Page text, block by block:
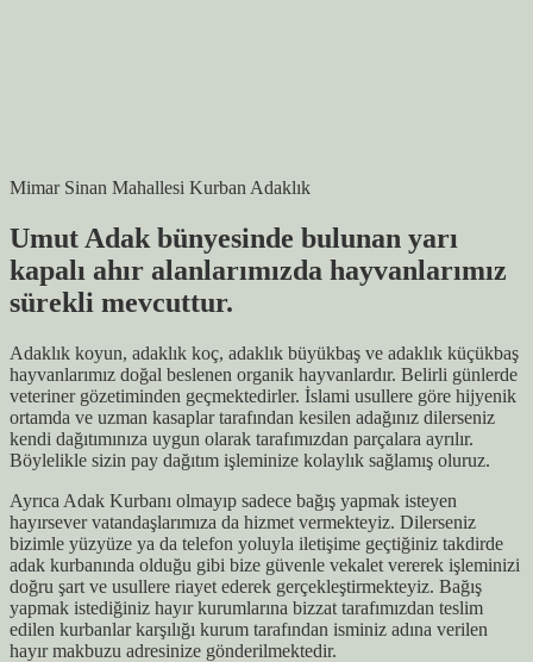
Mimar Sinan Mahallesi Kurban Adaklık
Umut Adak bünyesinde bulunan yarı
kapalı ahır alanlarımızda hayvanlarımız
sürekli mevcuttur.
Adaklık koyun, adaklık koç, adaklık büyükbaş ve adaklık küçükbaş
hayvanlarımız doğal beslenen organik hayvanlardır. Belirli günlerde
veteriner gözetiminden geçmektedirler. İslami usullere göre hijyenik
ortamda ve uzman kasaplar tarafından kesilen adağınız dilerseniz
kendi dağıtımınıza uygun olarak tarafımızdan parçalara ayrılır.
Böylelikle sizin pay dağıtım işleminize kolaylık sağlamış oluruz.
Ayrıca Adak Kurbanı olmayıp sadece bağış yapmak isteyen
hayırsever vatandaşlarımıza da hizmet vermekteyiz. Dilerseniz
bizimle yüzyüze ya da telefon yoluyla iletişime geçtiğiniz takdirde
adak kurbanında olduğu gibi bize güvenle vekalet vererek işleminizi
doğru şart ve usullere riayet ederek gerçekleştirmekteyiz. Bağış
yapmak istediğiniz hayır kurumlarına bizzat tarafımızdan teslim
edilen kurbanlar karşılığı kurum tarafından isminiz adına verilen
hayır makbuzu adresinize gönderilmektedir.